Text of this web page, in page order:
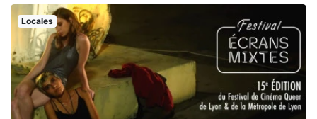
Locales